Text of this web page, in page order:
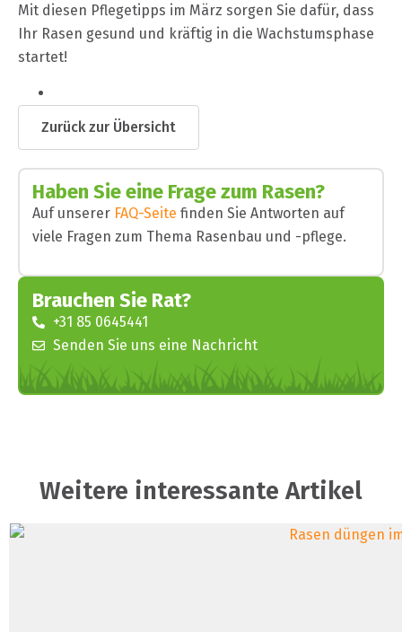
Mit diesen Pflegetipps im März sorgen Sie dafür, dass
Ihr Rasen gesund und kräftig in die Wachstumsphase
startet!
Zurück zur Übersicht
Haben Sie eine Frage zum Rasen?
Auf unserer FAQ-Seite finden Sie Antworten auf
viele Fragen zum Thema Rasenbau und -pflege.
Brauchen Sie Rat?
+31 85 0645441
Senden Sie uns eine Nachricht
Weitere interessante Artikel